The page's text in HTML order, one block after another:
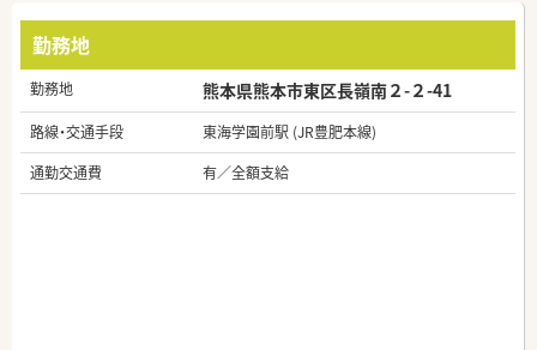
勤務地
勤務地 熊本県熊本市東区長嶺南２-２-41
路線・交通手段
東海学園前駅 (JR豊肥本線)
通勤交通費
有／全額支給